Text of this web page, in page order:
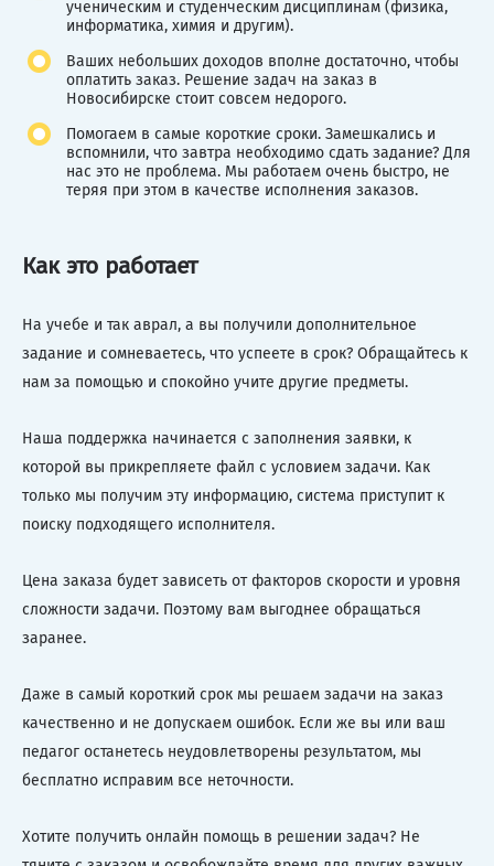
ученическим и студенческим дисциплинам (физика,
информатика, химия и другим).
Ваших небольших доходов вполне достаточно, чтобы
оплатить заказ. Решение задач на заказ в
Новосибирске стоит совсем недорого.
Помогаем в самые короткие сроки. Замешкались и
вспомнили, что завтра необходимо сдать задание? Для
нас это не проблема. Мы работаем очень быстро, не
теряя при этом в качестве исполнения заказов.
Как это работает
На учебе и так аврал, а вы получили дополнительное
задание и сомневаетесь, что успеете в срок? Обращайтесь к
нам за помощью и спокойно учите другие предметы.
Наша поддержка начинается с заполнения заявки, к
которой вы прикрепляете файл с условием задачи. Как
только мы получим эту информацию, система приступит к
поиску подходящего исполнителя.
Цена заказа будет зависеть от факторов скорости и уровня
сложности задачи. Поэтому вам выгоднее обращаться
заранее.
Даже в самый короткий срок мы решаем задачи на заказ
качественно и не допускаем ошибок. Если же вы или ваш
педагог останетесь неудовлетворены результатом, мы
бесплатно исправим все неточности.
Хотите получить онлайн помощь в решении задач? Не